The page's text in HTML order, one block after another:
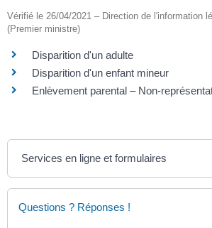
Vérifié le 26/04/2021 – Direction de l'information
(Premier ministre)
Disparition d'un adulte
Disparition d'un enfant mineur
Enlèvement parental – Non-
Services en ligne et formulaires
Questions ? Réponses !